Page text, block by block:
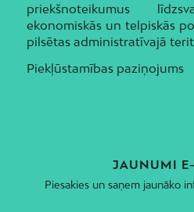
priekšnoteikumus
ekonomiskās un telpiskās
pilsētas administratīvajā
Piekļūstamības paziņojums
JAUNUMI
Piesakies un saņem jaunāko